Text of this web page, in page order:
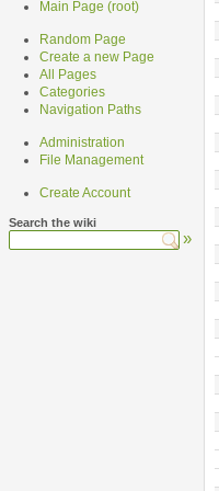
Main Page (root)
Random Page
Create a new Page
All Pages
Categories
Navigation Paths
Administration
File Management
Create Account
Search the wiki
»